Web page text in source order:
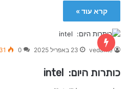
קרא עוד »
vedante 23 באפריל 2025 0
כותרות היום: intel